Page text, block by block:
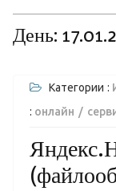
День:
Категории :
: онлайн